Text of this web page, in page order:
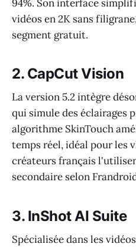
94%. Son interface
vidéos en 2K sans
segment gratuit.
2. CapCut Vision
La version 5.2 intègre
qui simule des éclairages
algorithme SkinTouch
temps réel, idéal pour les
créateurs français
secondaire selon
3. InShot AI Suite
Spécialisée dans les